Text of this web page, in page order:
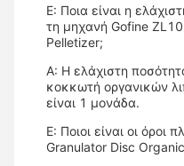
Ε: Ποια είναι η
τη μηχανή Gofine
Pelletizer;
Α: Η ελάχιστη
κοκκωτή οργανικών
είναι 1 μονάδα.
Ε: Ποιοι είναι οι όροι
Granulator Disc